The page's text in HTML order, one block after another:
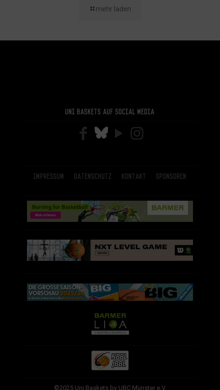
mehr laden
Uni Baskets auf Social Media
Impressum Datenschutz Kontakt Sponsoren
©2025 Uni Baskets by UBC Münster e.V.